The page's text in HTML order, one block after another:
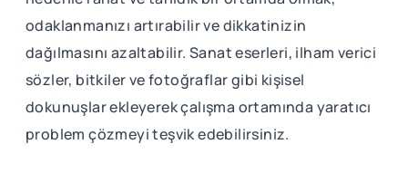
odaklanmanızı artırabilir ve dikkatinizin
dağılmasını azaltabilir. Sanat eserleri, ilham verici
sözler, bitkiler ve fotoğraflar gibi kişisel
dokunuşlar ekleyerek çalışma ortamında yaratıcı
problem çözmeyi teşvik edebilirsiniz.